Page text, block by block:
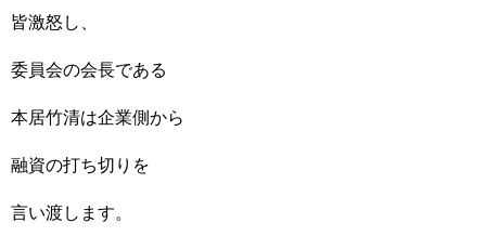
皆激怒し、
委員会の会長である
本居竹清は企業側から
融資の打ち切りを
言い渡します。